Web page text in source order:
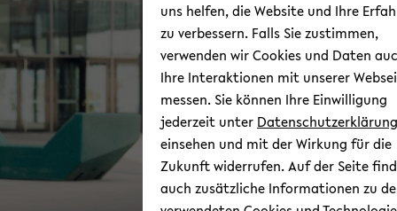
Per­son­nel De­ve­lo­p­ment
Pro­gram­me for Re­se­ar­
chers and Tea­chers (PEP)
uns helfen, die Website und Ihre
zu verbessern. Falls Sie zustimmen,
verwenden wir Cookies und Daten
Ihre Interaktionen mit unserer
messen. Sie können Ihre Einwilligung
jederzeit unter Datenschutzerklärung
einsehen und mit der Wirkung für die
Zukunft widerrufen. Auf der Seite
auch zusätzliche Informationen zu